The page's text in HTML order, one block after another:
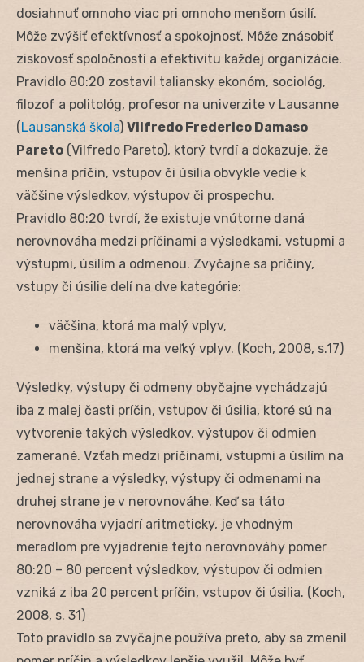
dosiahnuť omnoho viac pri omnoho menšom úsilí.
Môže zvýšiť efektívnosť a spokojnosť. Môže znásobiť
ziskovosť spoločností a efektivitu každej organizácie.
Pravidlo 80:20 zostavil taliansky ekonóm, sociológ,
filozof a politológ, profesor na univerzite v Lausanne
(Lausanská škola) Vilfredo Frederico Damaso
Pareto (Vilfredo Pareto), ktorý tvrdí a dokazuje, že
menšina príčin, vstupov či úsilia obvykle vedie k
väčšine výsledkov, výstupov či prospechu.
Pravidlo 80:20 tvrdí, že existuje vnútorne daná
nerovnováha medzi príčinami a výsledkami, vstupmi a
výstupmi, úsilím a odmenou. Zvyčajne sa príčiny,
vstupy či úsilie delí na dve kategórie:
väčšina, ktorá ma malý vplyv,
menšina, ktorá ma veľký vplyv. (Koch, 2008, s.17)
Výsledky, výstupy či odmeny obyčajne vychádzajú
iba z malej časti príčin, vstupov či úsilia, ktoré sú na
vytvorenie takých výsledkov, výstupov či odmien
zamerané. Vzťah medzi príčinami, vstupmi a úsilím na
jednej strane a výsledky, výstupy či odmenami na
druhej strane je v nerovnováhe. Keď sa táto
nerovnováha vyjadrí aritmeticky, je vhodným
meradlom pre vyjadrenie tejto nerovnováhy pomer
80:20 – 80 percent výsledkov, výstupov či odmien
vzniká z iba 20 percent príčin, vstupov či úsilia. (Koch,
2008, s. 31)
Toto pravidlo sa zvyčajne používa preto, aby sa zmenil